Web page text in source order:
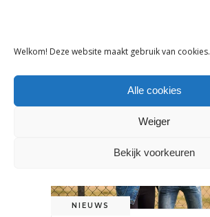
Welkom! Deze website maakt gebruik van cookies.
Alle cookies
Weiger
Bekijk voorkeuren
NIEUWS